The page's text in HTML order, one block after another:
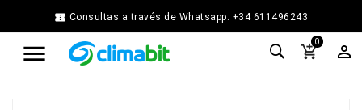
 Consultas a través de Whatsapp: +34 611496243

Home
Agua

0
